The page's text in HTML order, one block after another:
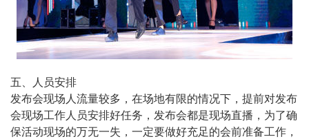
五、人员安排
发布会现场人流量较多，在场地有限的情况下，提前对发布
会现场工作人员安排好任务，发布会都是现场直播，为了确
保活动现场的万无一失，一定要做好充足的会前准备工作，